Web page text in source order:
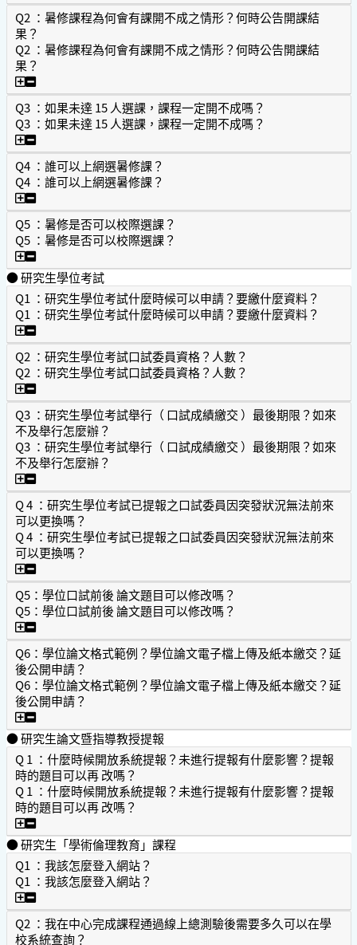
Q2 ：暑修課程為何會有課開不成之情形？何時公告開課結
果？
Q2 ：暑修課程為何會有課開不成之情形？何時公告開課結
果？
Q2 ：暑修課程為何會有課開不成之情形？何時公告開課結果
Q3 ：如果未達 15 人選課，課程一定開不成嗎？
Q3 ：如果未達 15 人選課，課程一定開不成嗎？
Q3 ：如果未達 15 人選課，課程一定開不成嗎？
Q4 ：誰可以上網選暑修課？
Q4 ：誰可以上網選暑修課？
Q4 ：誰可以上網選暑修課？
Q5 ：暑修是否可以校際選課？
Q5 ：暑修是否可以校際選課？
Q5 ：暑修是否可以校際選課？
● 研究生學位考試
Q1 ：研究生學位考試什麼時候可以申請？要繳什麼資料？
Q1 ：研究生學位考試什麼時候可以申請？要繳什麼資料？
Q1 ：研究生學位考試什麼時候可以申請？要繳什麼資料？
Q2 ：研究生學位考試口試委員資格？人數？
Q2 ：研究生學位考試口試委員資格？人數？
Q2 ：研究生學位考試口試委員資格？人數？
Q3 ：研究生學位考試舉行（ 口試成績繳交 ）最後期限？如來
不及舉行怎麼辦？
Q3 ：研究生學位考試舉行（ 口試成績繳交 ）最後期限？如來
不及舉行怎麼辦？
Q3 ：研究生學位考試舉行（ 口試成績繳交 ）最後期限？如
Q 4 ：研究生學位考試已提報之口試委員因突發狀況無法前來
可以更換嗎？
Q 4 ：研究生學位考試已提報之口試委員因突發狀況無法前來
可以更換嗎？
Q 4 ：研究生學位考試已提報之口試委員因突發狀況無法前
Q5：學位口試前後 論文題目可以修改嗎？
Q5：學位口試前後 論文題目可以修改嗎？
Q5：學位口試前後 論文題目可以修改嗎？
Q6：學位論文格式範例？學位論文電子檔上傳及紙本繳交？延
後公開申請？
Q6：學位論文格式範例？學位論文電子檔上傳及紙本繳交？延
後公開申請？
Q6：學位論文格式範例？學位論文電子檔上傳及紙本繳交？
● 研究生論文暨指導教授提報
Q 1 ：什麼時候開放系統提報？未進行提報有什麼影響？提報
時的題目可以再 改嗎？
Q 1 ：什麼時候開放系統提報？未進行提報有什麼影響？提報
時的題目可以再 改嗎？
Q 1 ：什麼時候開放系統提報？未進行提報有什麼影響？提
● 研究生「學術倫理教育」課程
Q1 ：我該怎麼登入網站？
Q1 ：我該怎麼登入網站？
Q1 ：我該怎麼登入網站？
Q2 ：我在中心完成課程通過線上總測驗後需要多久可以在學
校系統查詢？